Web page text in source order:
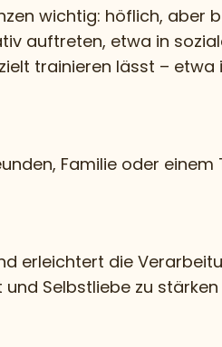
wichtig: höflich, aber
auftreten, etwa in
trainieren lässt – etwa
Familie oder
erleichtert die
Selbstliebe zu